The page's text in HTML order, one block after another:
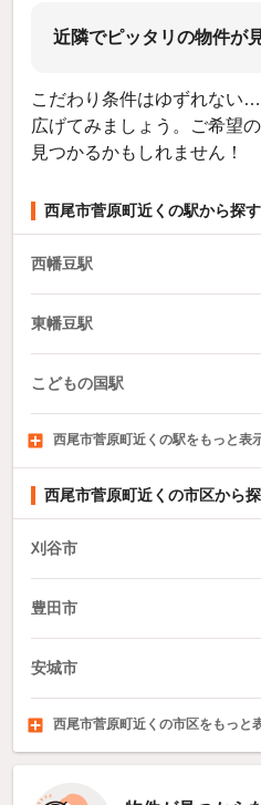
近隣でピッタリの物件が
こだわり条件はゆずれない
広げてみましょう。ご希望
見つかるかもしれません！
西尾市菅原町近くの駅から探す
西幡豆駅
東幡豆駅
こどもの国駅
上横須賀駅130件
三河鳥羽駅82件
西尾口駅468件
西尾市菅原町近くの駅をもっと表
西尾市菅原町近くの市区から
刈谷市
豊田市
安城市
蒲郡市808件
犬山市485件
常滑市559件
西尾市菅原町近くの市区をもっと